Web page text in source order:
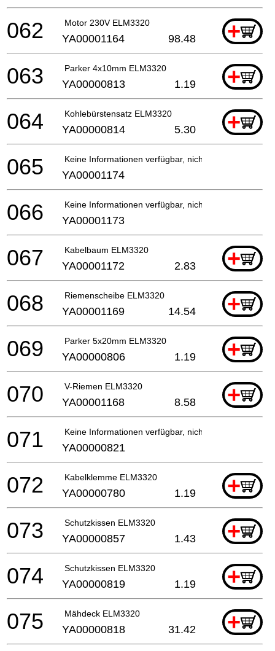
Motor 230V ELM3320 +
062 YA00001164 98.48
Parker 4x10mm ELM3320 +
063 YA00000813 1.19
Kohlebürstensatz ELM3320 +
064 YA00000814 5.30
Keine Informationen verfügbar, nicht bestellbar
065 YA00001174
Keine Informationen verfügbar, nicht bestellbar
066 YA00001173
Kabelbaum ELM3320 +
067 YA00001172 2.83
Riemenscheibe ELM3320 +
068 YA00001169 14.54
Parker 5x20mm ELM3320 +
069 YA00000806 1.19
V-Riemen ELM3320 +
070 YA00001168 8.58
Keine Informationen verfügbar, nicht bestellbar
071 YA00000821
Kabelklemme ELM3320 +
072 YA00000780 1.19
Schutzkissen ELM3320 +
073 YA00000857 1.43
Schutzkissen ELM3320 +
074 YA00000819 1.19
Mähdeck ELM3320 +
075 YA00000818 31.42